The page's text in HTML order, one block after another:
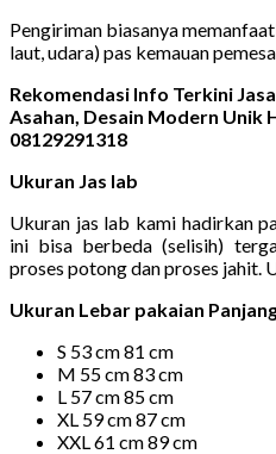
Pengiriman biasanya
laut, udara) pas kemauan
Rekomendasi Info Terkini
Asahan, Desain Modern Unik
08129291318
Ukuran Jas lab
Ukuran jas lab kami hadirkan
ini bisa berbeda (selisih)
proses potong dan proses jahit.
Ukuran Lebar pakaian
S 53 cm 81 cm
M 55 cm 83 cm
L 57 cm 85 cm
XL 59 cm 87 cm
XXL 61 cm 89 cm